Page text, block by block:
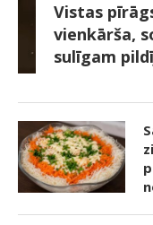
Vistas
vienkārša,
sulīgam